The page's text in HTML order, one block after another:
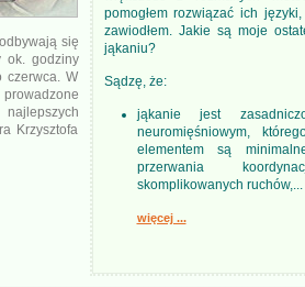
się
ok. godziny
czerwca. W
prowadzone
Krzysztofa
pomogłem rozwiązać ich
zawiodłem. Jakie są moje
jąkaniu?
Sądzę, że:
jąkanie jest
neuromięśniowym,
elementem są
przerwania
skomplikowanych ruchów,...
więcej ...